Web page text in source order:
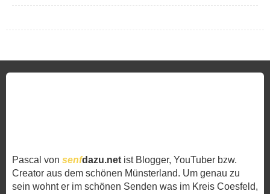
Pascal von senfdazu.net ist Blogger, YouTuber bzw.
Creator aus dem schönen Münsterland. Um genau zu
sein wohnt er im schönen Senden was im Kreis Coesfeld,